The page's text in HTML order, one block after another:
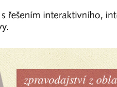
zpravodajství z